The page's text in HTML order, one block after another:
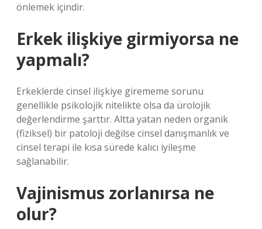
önlemek içindir.
Erkek ilişkiye girmiyorsa ne
yapmalı?
Erkeklerde cinsel ilişkiye girememe sorunu
genellikle psikolojik nitelikte olsa da ürolojik
değerlendirme şarttır. Altta yatan neden organik
(fiziksel) bir patoloji değilse cinsel danışmanlık ve
cinsel terapi ile kısa sürede kalıcı iyileşme
sağlanabilir.
Vajinismus zorlanırsa ne
olur?